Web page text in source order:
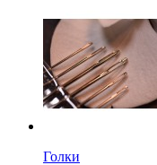
Голки